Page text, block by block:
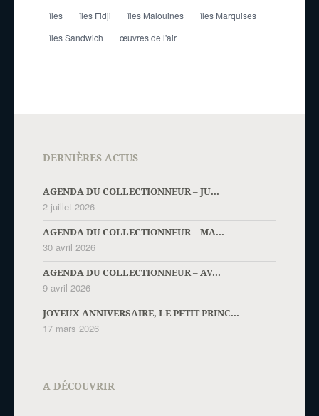
îles
îles Fidji îles Malouines
îles Marquises
îles Sandwich
œuvres de l'air
DERNIÈRES ACTUS
AGENDA DU COLLECTIONNEUR – JU...
2 juillet 2026
AGENDA DU COLLECTIONNEUR – MA...
30 avril 2026
AGENDA DU COLLECTIONNEUR – AV...
9 avril 2026
JOYEUX ANNIVERSAIRE, LE PETIT PRINC...
17 mars 2026
A DÉCOUVRIR